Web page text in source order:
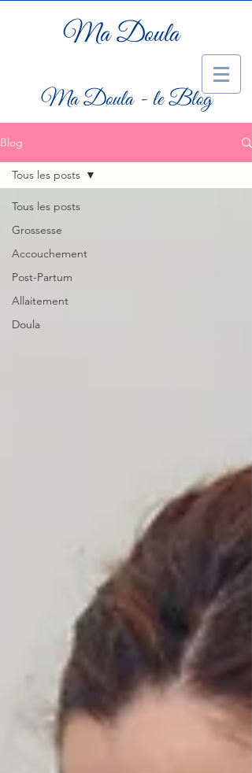
Ma Doula
Ma Doula - le Blog
Blog
Tous les posts
Grossesse
Accouchement
Post-Partum
Allaitement
Doula
Tous les posts